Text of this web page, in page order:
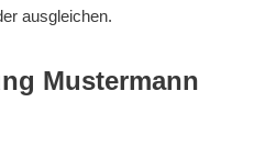
ausgleichen.
Mustermann